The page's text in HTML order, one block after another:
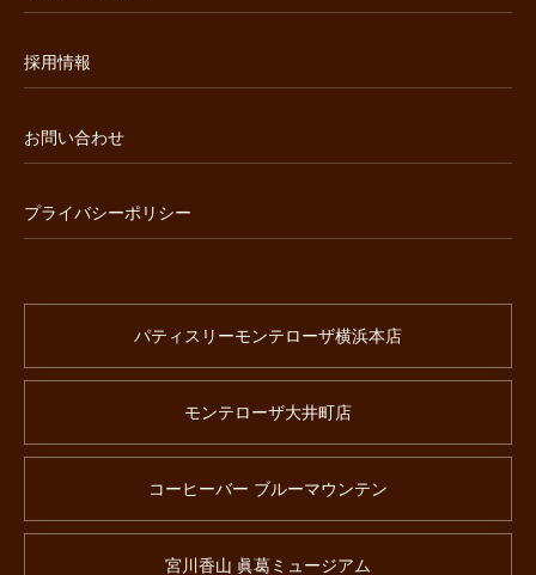
採用情報
お問い合わせ
プライバシーポリシー
パティスリーモンテローザ横浜本店
モンテローザ大井町店
コーヒーバー ブルーマウンテン
宮川香山 眞葛ミュージアム